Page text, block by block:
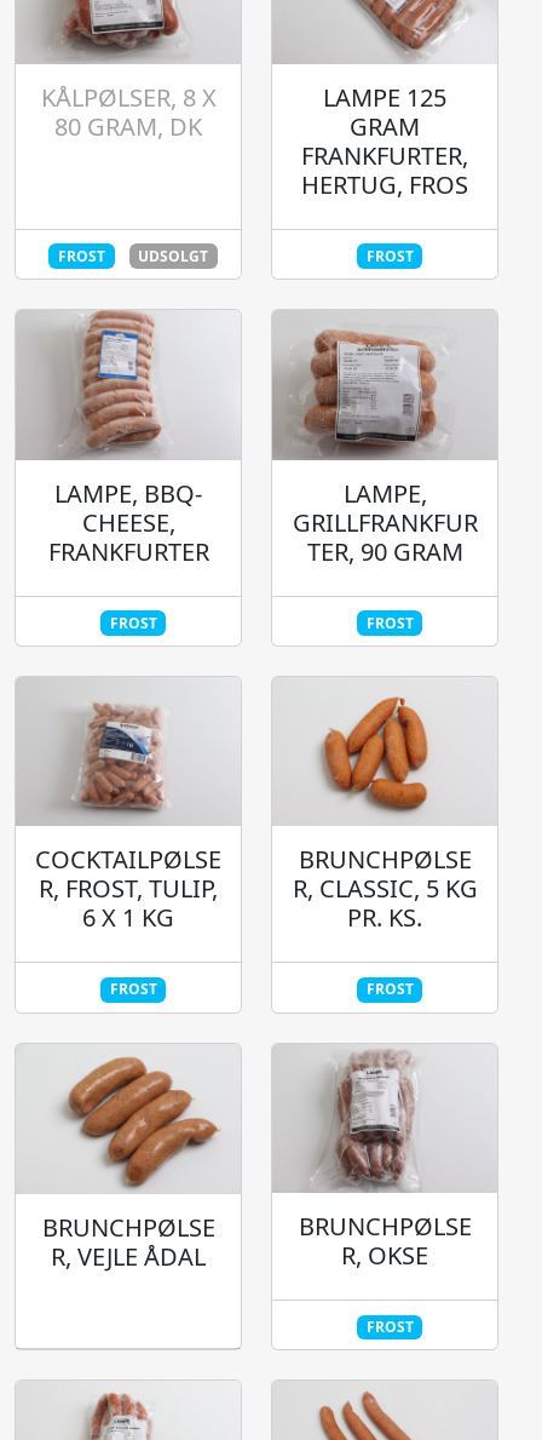
KÅLPØLSER, 8 X
80 GRAM, DK
FROST UDSOLGT
LAMPE 125
GRAM
FRANKFURTER,
HERTUG, FROS
FROST
LAMPE, BBQ-
CHEESE,
FRANKFURTER
FROST
LAMPE,
GRILLFRANKFUR
TER, 90 GRAM
FROST
COCKTAILPØLSE
R, FROST, TULIP,
6 X 1 KG
FROST
BRUNCHPØLSE
R, CLASSIC, 5 KG
PR. KS.
FROST
BRUNCHPØLSE
R, VEJLE ÅDAL
BRUNCHPØLSE
R, OKSE
FROST